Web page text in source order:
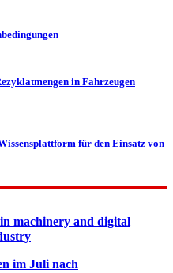
–
in Fahrzeugen
für den Einsatz von
machinery and digital
im Juli nach